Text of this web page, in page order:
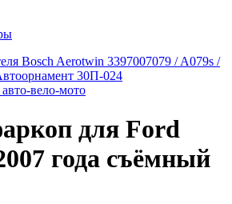
Bosch Aerotwin 3397007079 / A079s /
30П-024
вело-мото
для Ford
года съёмный